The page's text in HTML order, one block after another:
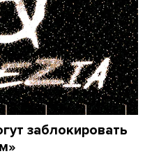
заблокировать